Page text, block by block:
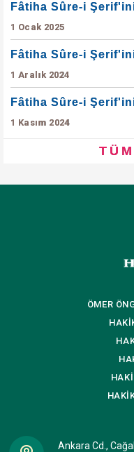
Fâtiha Sûre-i
1 Ocak 2025
Fâtiha Sûre-i
1 Aralık 2024
Fâtiha Sûre-i
1 Kasım 2024
ÖMER
Ankara Cd.,